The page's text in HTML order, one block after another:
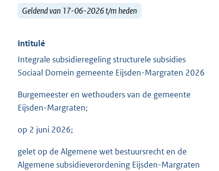
Geldend van 17-06-2026 t/m heden
Intitulé
Integrale subsidieregeling structurele subsidies
Sociaal Domein gemeente Eijsden-Margraten 2026
Burgemeester en wethouders van de gemeente
Eijsden-Margraten;
op 2 juni 2026;
gelet op de Algemene wet bestuursrecht en de
Algemene subsidieverordening Eijsden-Margraten